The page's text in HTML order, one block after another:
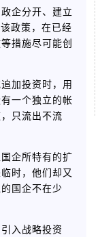
企分开、建立
政策，在已经
措施尽可能创
加投资时，用
一个独立的帐
只流出不流
企所特有的扩
时，他们却又
国企不在少
入战略投资